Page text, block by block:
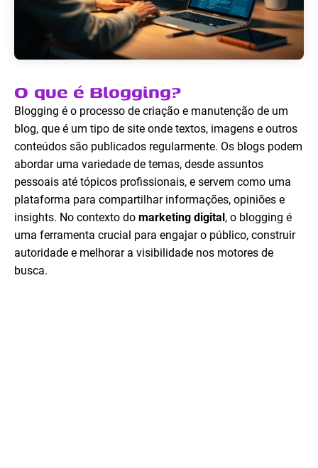
O que é Blogging?
Blogging é o processo de criação e manutenção de um
blog, que é um tipo de site onde textos, imagens e outros
conteúdos são publicados regularmente. Os blogs podem
abordar uma variedade de temas, desde assuntos
pessoais até tópicos profissionais, e servem como uma
plataforma para compartilhar informações, opiniões e
insights. No contexto do marketing digital , o blogging é
uma ferramenta crucial para engajar o público, construir
autoridade e melhorar a visibilidade nos motores de
busca.